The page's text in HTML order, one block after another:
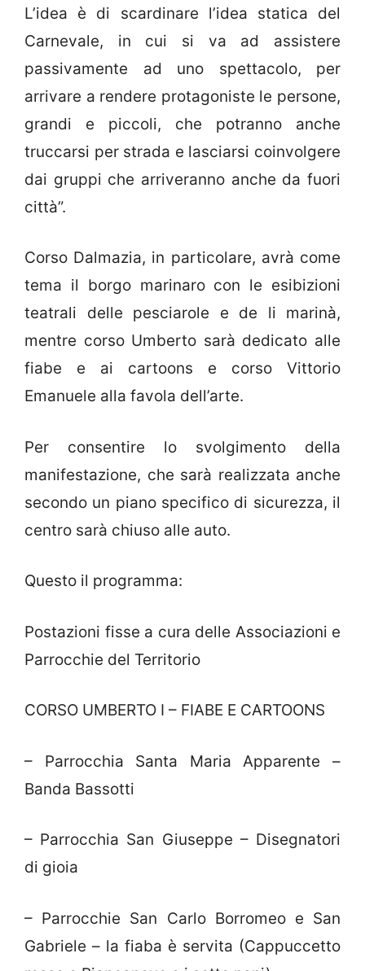
L’idea è di scardinare l’idea statica del
Carnevale, in cui si va ad assistere
passivamente ad uno spettacolo, per
arrivare a rendere protagoniste le persone,
grandi e piccoli, che potranno anche
truccarsi per strada e lasciarsi coinvolgere
dai gruppi che arriveranno anche da fuori
città”.
Corso Dalmazia, in particolare, avrà come
tema il borgo marinaro con le esibizioni
teatrali delle pesciarole e de li marinà,
mentre corso Umberto sarà dedicato alle
fiabe e ai cartoons e corso Vittorio
Emanuele alla favola dell’arte.
Per consentire lo svolgimento della
manifestazione, che sarà realizzata anche
secondo un piano specifico di sicurezza, il
centro sarà chiuso alle auto.
Questo il programma:
Postazioni fisse a cura delle Associazioni e
Parrocchie del Territorio
CORSO UMBERTO I – FIABE E CARTOONS
– Parrocchia Santa Maria Apparente –
Banda Bassotti
– Parrocchia San Giuseppe – Disegnatori
di gioia
– Parrocchie San Carlo Borromeo e San
Gabriele – la fiaba è servita (Cappuccetto